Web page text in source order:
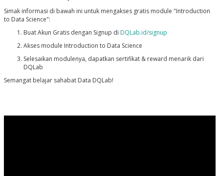
Simak informasi di bawah ini untuk mengakses gratis module "Introduction
to Data Science":
Buat Akun Gratis dengan Signup di DQLab.id/signup
Akses module Introduction to Data Science
Selesaikan modulenya, dapatkan sertifikat & reward menarik dari
DQLab
Semangat belajar sahabat Data DQLab!